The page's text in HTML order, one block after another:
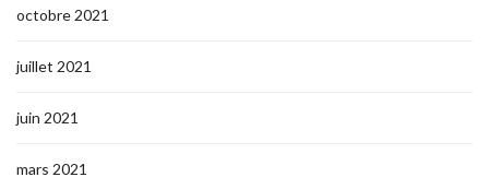
octobre 2021
juillet 2021
juin 2021
mars 2021